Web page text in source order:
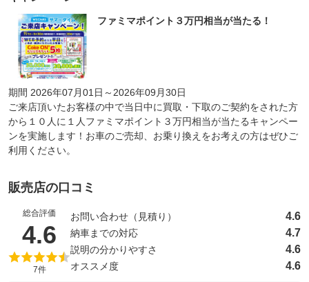
ファミマポイント３万円相当が当たる！
期間 2026年07月01日～2026年09月30日
ご来店頂いたお客様の中で当日中に買取・下取のご契約をされた方
から１０人に１人ファミマポイント３万円相当が当たるキャンペー
ンを実施します！お車のご売却、お乗り換えをお考えの方はぜひご
利用ください。
販売店の口コミ
総合評価
4.6 （5点満点中）
7件
お問い合わせ（見積り） 4.6
納車までの対応 4.7
説明の分かりやすさ 4.6
オススメ度 4.6